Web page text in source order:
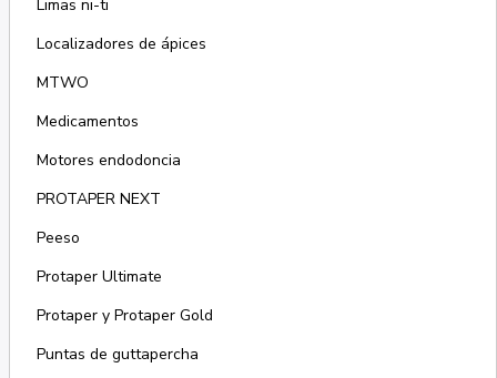
Limas ni-ti
Localizadores de ápices
MTWO
Medicamentos
Motores endodoncia
PROTAPER NEXT
Peeso
Protaper Ultimate
Protaper y Protaper Gold
Puntas de guttapercha